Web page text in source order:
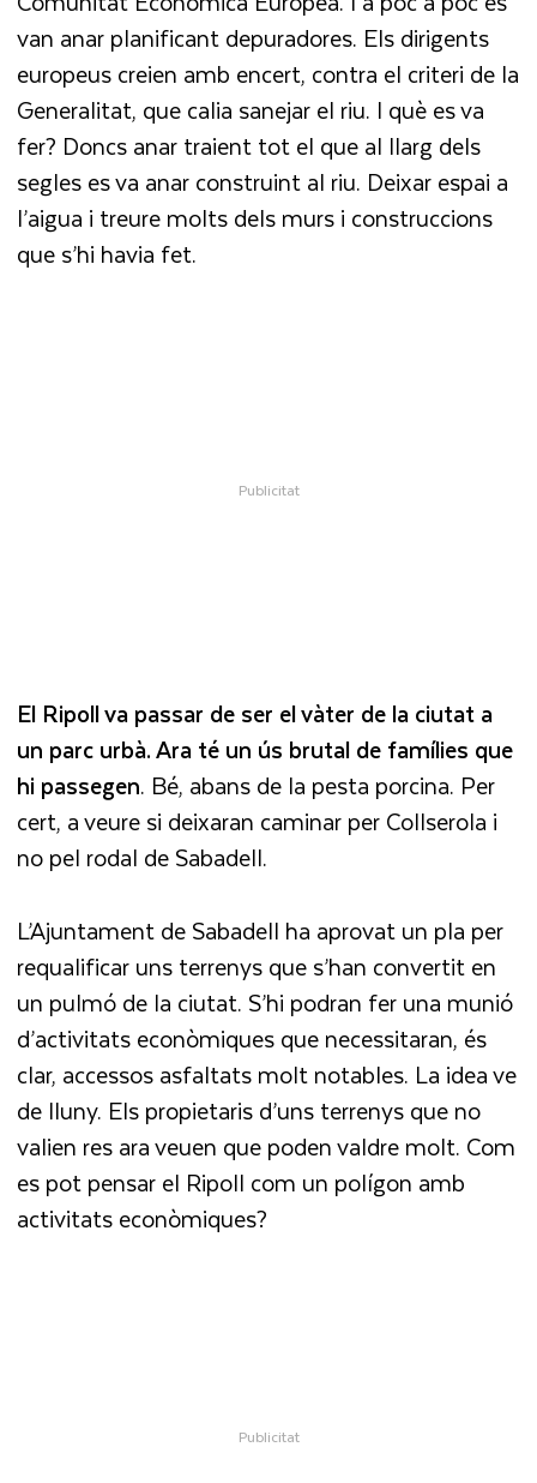
van anar planificant depuradores. Els dirigents
europeus creien amb encert, contra el criteri de la
Generalitat, que calia sanejar el riu. I què es va
fer? Doncs anar traient tot el que al llarg dels
segles es va anar construint al riu. Deixar espai a
l’aigua i treure molts dels murs i construccions
que s’hi havia fet.
El Ripoll va passar de ser el vàter de la ciutat a
un parc urbà. Ara té un ús brutal de famílies que
hi passegen. Bé, abans de la pesta porcina. Per
cert, a veure si deixaran caminar per Collserola i
no pel rodal de Sabadell.
L’Ajuntament de Sabadell ha aprovat un pla per
requalificar uns terrenys que s’han convertit en
un pulmó de la ciutat. S’hi podran fer una munió
d’activitats econòmiques que necessitaran, és
clar, accessos asfaltats molt notables. La idea ve
de lluny. Els propietaris d’uns terrenys que no
valien res ara veuen que poden valdre molt. Com
es pot pensar el Ripoll com un polígon amb
activitats econòmiques?